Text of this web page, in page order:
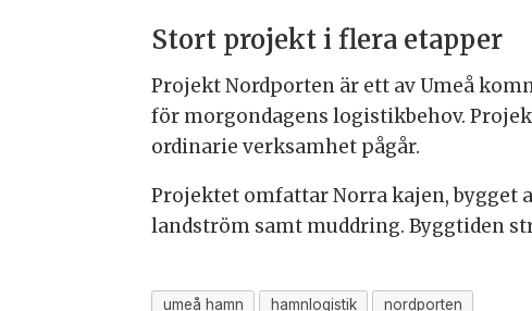
Stort projekt i flera etapper
Projekt Nordporten är ett av Umeå
för morgondagens logistikbehov.
ordinarie verksamhet pågår.
Projektet omfattar Norra kajen, bygget
landström samt muddring. Byggtiden
umeå hamn hamnlogistik nordporten